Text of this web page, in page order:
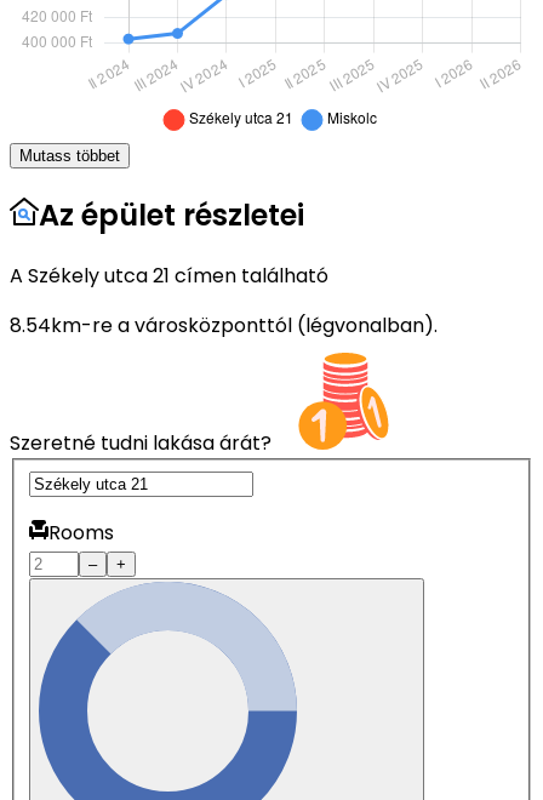
Mutass többet
Az épület részletei
A Székely utca 21 címen található
8.54km-re a városközponttól (légvonalban).
Szeretné tudni lakása árát?
Rooms
– +